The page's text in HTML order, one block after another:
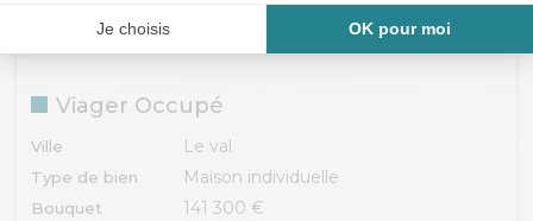
Viager Occupé
Ville Le val
Type de bien Maison individuelle
Bouquet 141 300 €